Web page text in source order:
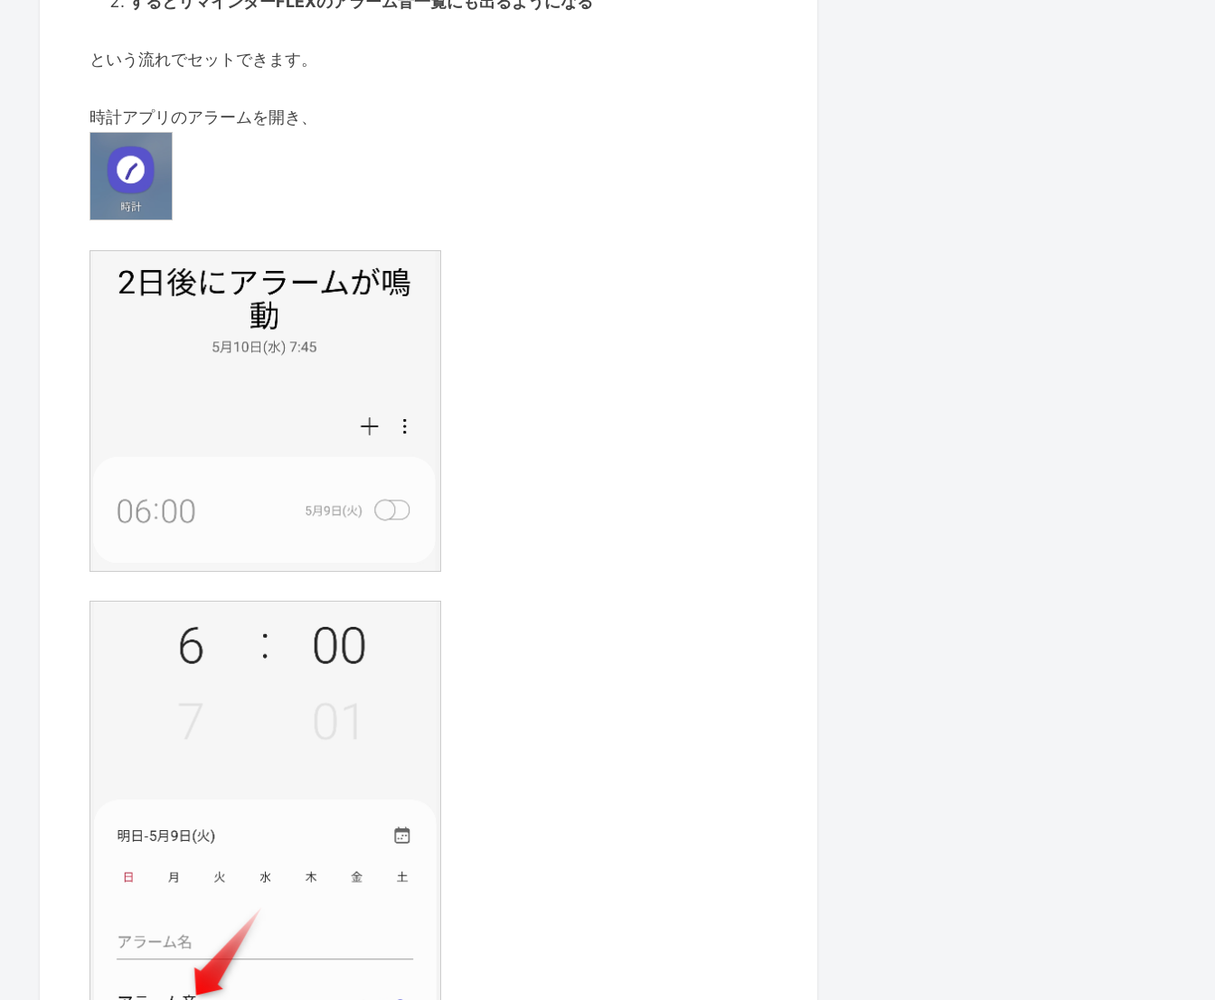
という流れでセットできます。
時計アプリのアラームを開き、